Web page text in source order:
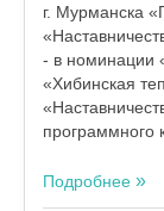
г. Мурманска
- в номинации
«Хибинская
программного
Подробнее